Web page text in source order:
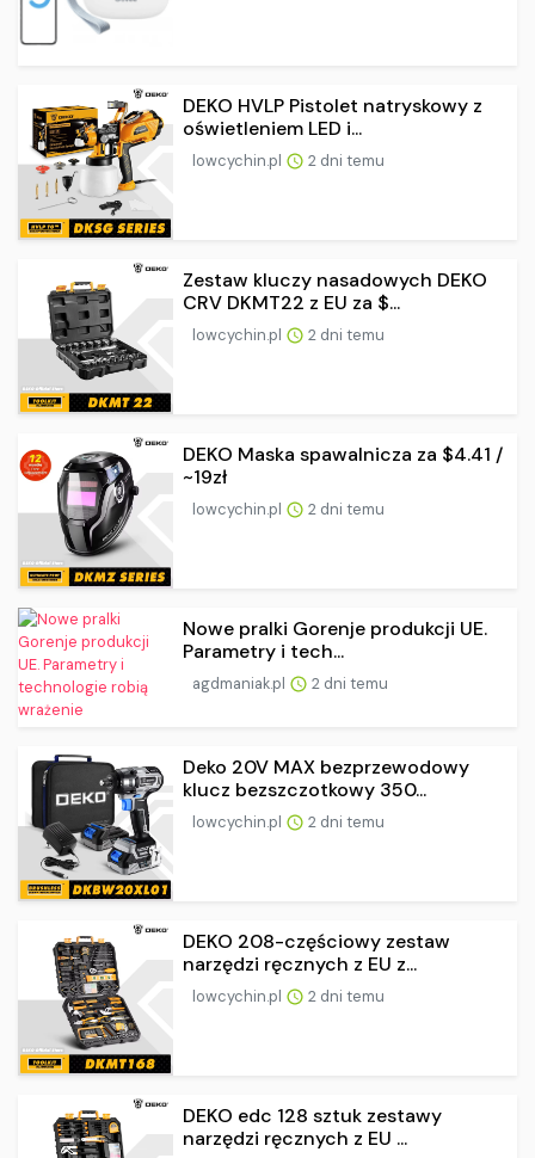
DEKO HVLP Pistolet natryskowy z
oświetleniem LED i...
lowcychin.pl 2 dni temu
Zestaw kluczy nasadowych DEKO
CRV DKMT22 z EU za $...
lowcychin.pl 2 dni temu
DEKO Maska spawalnicza za $4.41 /
~19zł
lowcychin.pl 2 dni temu
Nowe pralki Gorenje produkcji UE.
Parametry i tech...
agdmaniak.pl 2 dni temu
Deko 20V MAX bezprzewodowy
klucz bezszczotkowy 350...
lowcychin.pl 2 dni temu
DEKO 208-częściowy zestaw
narzędzi ręcznych z EU z...
lowcychin.pl 2 dni temu
DEKO edc 128 sztuk zestawy
narzędzi ręcznych z EU ...